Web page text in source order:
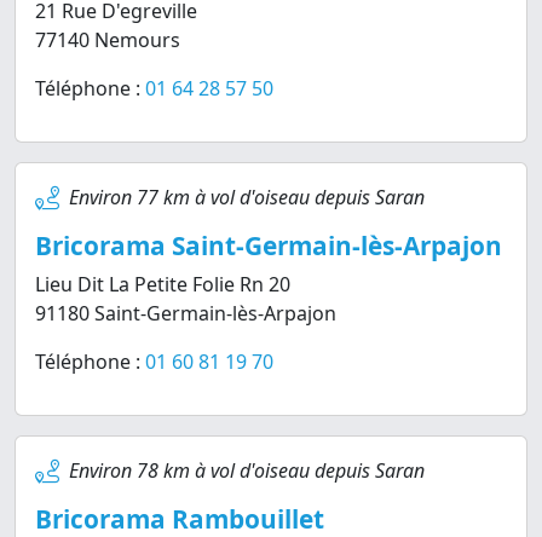
21 Rue D'egreville
77140 Nemours
Téléphone : 01 64 28 57 50
Environ 77 km à vol d'oiseau depuis Saran
Bricorama Saint-Germain-lès-Arpajon
Lieu Dit La Petite Folie Rn 20
91180 Saint-Germain-lès-Arpajon
Téléphone : 01 60 81 19 70
Environ 78 km à vol d'oiseau depuis Saran
Bricorama Rambouillet